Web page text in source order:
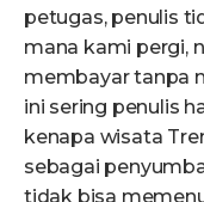
petugas, penulis
mana kami pergi,
membayar tanpa
ini sering penulis
kenapa wisata
sebagai
tidak bisa